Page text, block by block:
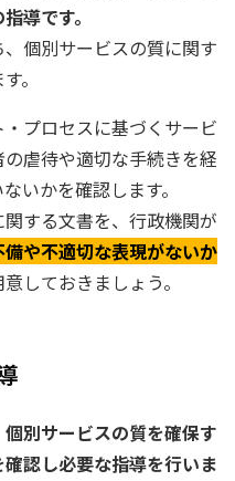
導です。
個別サービスの質に関す
。
プロセスに基づくサービ
虐待や適切な手続きを経
いかを確認します。
する文書を、行政機関が
備や不適切な表現がないか
しておきましょう。
個別サービスの質を確保す
認し必要な指導を行いま